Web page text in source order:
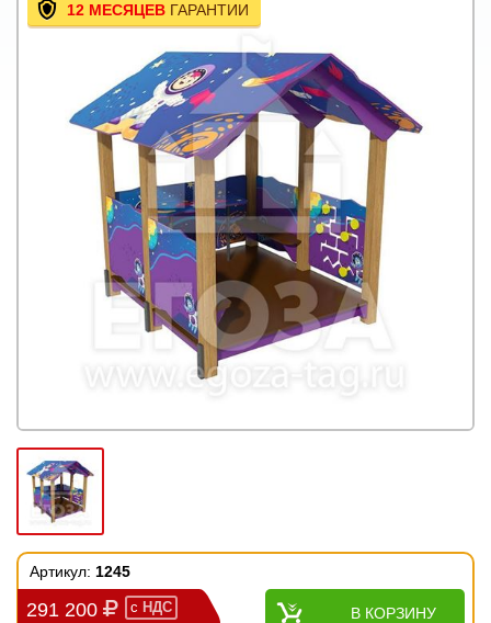
12 МЕСЯЦЕВ ГАРАНТИИ
Артикул: 1245
291 200 с НДС В КОРЗИНУ